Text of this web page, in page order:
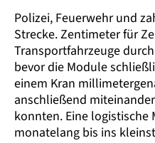
Polizei, Feuerwehr und
Strecke. Zentimeter für
Transport­fahrzeuge
bevor die Module
einem Kran
anschließend
konnten. Eine logistische
monate­lang bis ins